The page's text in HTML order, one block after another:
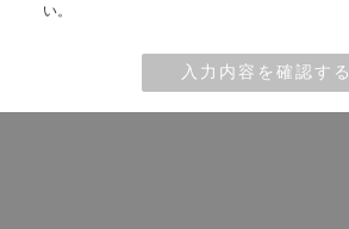
い。
入力内容を確認する